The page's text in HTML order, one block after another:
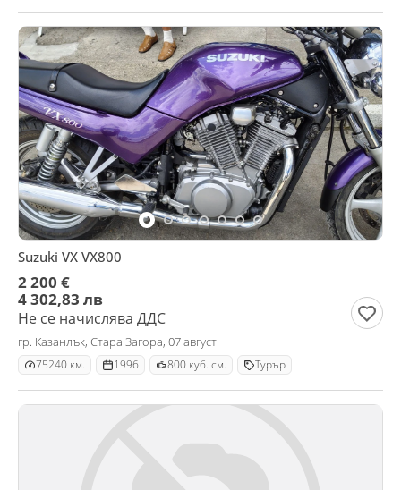
Suzuki VX VX800
2 200 €
4 302,83 лв
Не се начислява ДДС
гр. Казанлък, Стара Загора, 07 август
75240 км. 1996 800 куб. см. Турър